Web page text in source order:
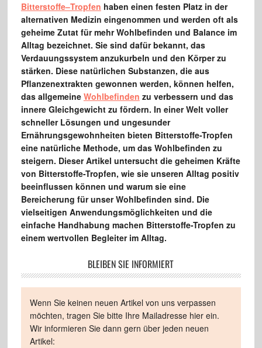
Bitterstoffe–Tropfen haben einen festen Platz in der
alternativen Medizin eingenommen und werden oft als
geheime Zutat für mehr Wohlbefinden und Balance im
Alltag bezeichnet. Sie sind dafür bekannt, das
Verdauungssystem anzukurbeln und den Körper zu
stärken. Diese natürlichen Substanzen, die aus
Pflanzenextrakten gewonnen werden, können helfen,
das allgemeine Wohlbefinden zu verbessern und das
innere Gleichgewicht zu fördern. In einer Welt voller
schneller Lösungen und ungesunder
Ernährungsgewohnheiten bieten Bitterstoffe-Tropfen
eine natürliche Methode, um das Wohlbefinden zu
steigern. Dieser Artikel untersucht die geheimen Kräfte
von Bitterstoffe-Tropfen, wie sie unseren Alltag positiv
beeinflussen können und warum sie eine
Bereicherung für unser Wohlbefinden sind. Die
vielseitigen Anwendungsmöglichkeiten und die
einfache Handhabung machen Bitterstoffe-Tropfen zu
einem wertvollen Begleiter im Alltag.
BLEIBEN SIE INFORMIERT
Wenn Sie keinen neuen Artikel von uns verpassen
möchten, tragen Sie bitte Ihre Mailadresse hier ein.
Wir informieren Sie dann gern über jeden neuen
Artikel: